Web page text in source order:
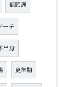
偏頭痛
ーチ
半身
更年期